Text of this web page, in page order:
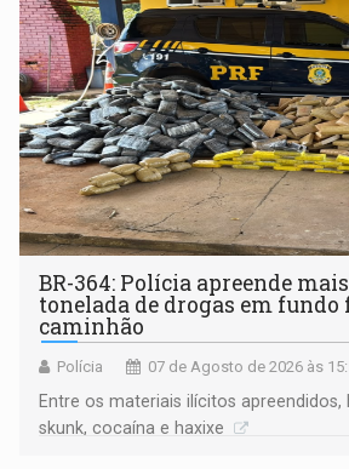
BR-364: Polícia apreende
tonelada de drogas em fundo
caminhão
Polícia 07 de Agosto de 2026 às
Entre os materiais ilícitos apreendidos,
skunk, cocaína e haxixe